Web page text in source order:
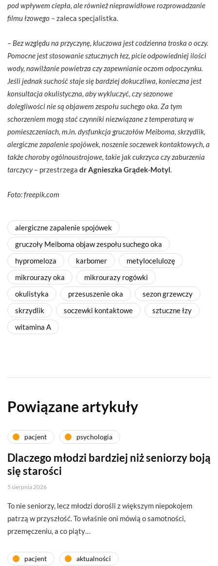
pod wpływem ciepła, ale również nieprawidłowe rozprowadzanie
filmu łzowego – zaleca specjalistka.
– Bez względu na przyczynę, kluczowa jest codzienna troska o oczy.
Pomocne jest stosowanie sztucznych łez, picie odpowiedniej ilości
wody, nawilżanie powietrza czy zapewnianie oczom odpoczynku.
Jeśli jednak suchość staje się bardziej dokuczliwa, konieczna jest
konsultacja okulistyczna, aby wykluczyć, czy sezonowe
dolegliwości nie są objawem zespołu suchego oka. Za tym
schorzeniem mogą stać czynniki niezwiązane z temperaturą w
pomieszczeniach, m.in. dysfunkcja gruczołów Meiboma, skrzydlik,
alergiczne zapalenie spojówek, noszenie soczewek kontaktowych, a
także choroby ogólnoustrojowe, takie jak cukrzyca czy zaburzenia
tarczycy– przestrzega dr Agnieszka Grądek-Motyl
Foto: freepik.com
alergiczne zapalenie spojówek
gruczoły Meiboma objaw zespołu suchego oka
hypromeloza
karbomer
metylocelulozę
mikrourazy oka
mikrourazy rogówki
okulistyka
przesuszenie oka
sezon grzewczy
skrzydlik
soczewki kontaktowe
sztuczne łzy
witamina A
Powiązane artykuły
pacjent psychologia
Dlaczego młodzi bardziej niż seniorzy boją
się starości
5 sierpnia 2026
To nie seniorzy, lecz młodzi dorośli z większym niepokojem
patrzą w przyszłość. To właśnie oni mówią o samotności,
przemęczeniu, a co piąty…
pacjent aktualności